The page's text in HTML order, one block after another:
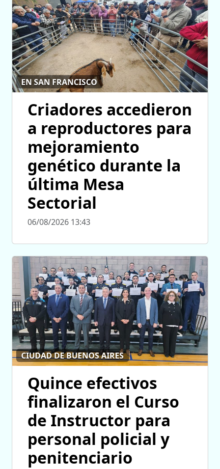
EN SAN FRANCISCO
Criadores accedieron
a reproductores para
mejoramiento
genético durante la
última Mesa
Sectorial
06/08/2026 13:43
CIUDAD DE BUENOS AIRES
Quince efectivos
finalizaron el Curso
de Instructor para
personal policial y
penitenciario